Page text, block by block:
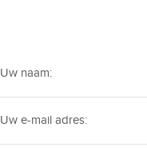
Uw naam:
Uw e-mail adres: